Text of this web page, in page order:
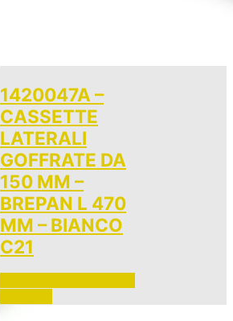
1420047A –
CASSETTE
LATERALI
GOFFRATE DA
150 MM –
BREPAN L 470
MM – BIANCO
C21